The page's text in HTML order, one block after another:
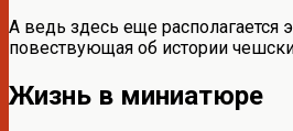
А ведь здесь еще располагается
повествующая об истории
Жизнь в миниатюре